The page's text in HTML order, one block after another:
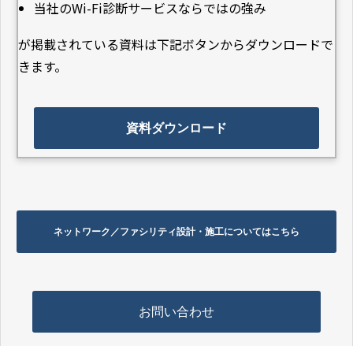
当社のWi-Fi診断サービスならではの強み
が掲載されている資料は下記ボタンからダウンロードで
きます。
資料ダウンロード
ネットワーク／ファシリティ設計・施工についてはこちら
お問い合わせ